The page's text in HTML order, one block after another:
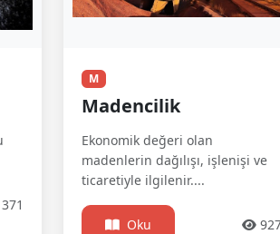
M
Madencilik
Ekonomik değeri olan
madenlerin dağılışı, işlenişi ve
ticaretiyle ilgilenir....
Oku